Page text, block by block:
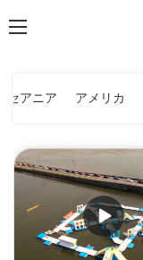
セアニア アメリカ